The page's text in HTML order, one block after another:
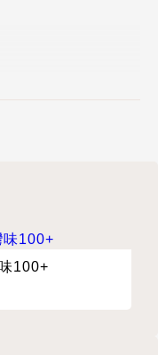
人，服務於汽車
旅遊推廣。
親近自己的土地，
以下，迷戀單車
‧用騎的最美～和
車‧部落‧縱貫線》
100+